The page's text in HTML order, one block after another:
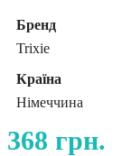
Бренд
Trixie
Країна
Німеччина
368 грн.